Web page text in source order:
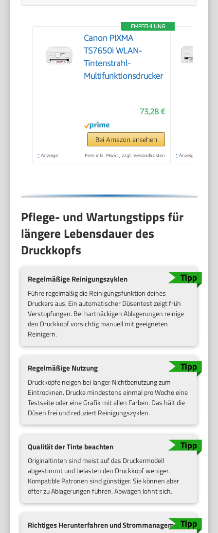
EMPFEHLUNG
Canon PIXMA
TS7650i WLAN-
Tintenstrahl-
Multifunktionsdrucker
73,28 €
Bei Amazon ansehen
* Anzeige Preis inkl. MwSt., zzgl. Versandkosten * Anzeige
Pflege- und Wartungstipps für
längere Lebensdauer des
Druckkopfs
Regelmäßige Reinigungszyklen
Führe regelmäßig die Reinigungsfunktion deines
Druckers aus. Ein automatischer Düsentest zeigt früh
Verstopfungen. Bei hartnäckigen Ablagerungen reinige
den Druckkopf vorsichtig manuell mit geeigneten
Reinigern.
Regelmäßige Nutzung
Druckköpfe neigen bei langer Nichtbenutzung zum
Eintrocknen. Drucke mindestens einmal pro Woche eine
Testseite oder eine Grafik mit allen Farben. Das hält die
Düsen frei und reduziert Reinigungszyklen.
Qualität der Tinte beachten
Originaltinten sind meist auf das Druckermodell
abgestimmt und belasten den Druckkopf weniger.
Kompatible Patronen sind günstiger. Sie können aber
öfter zu Ablagerungen führen. Abwägen lohnt sich.
Richtiges Herunterfahren und Strommanagement